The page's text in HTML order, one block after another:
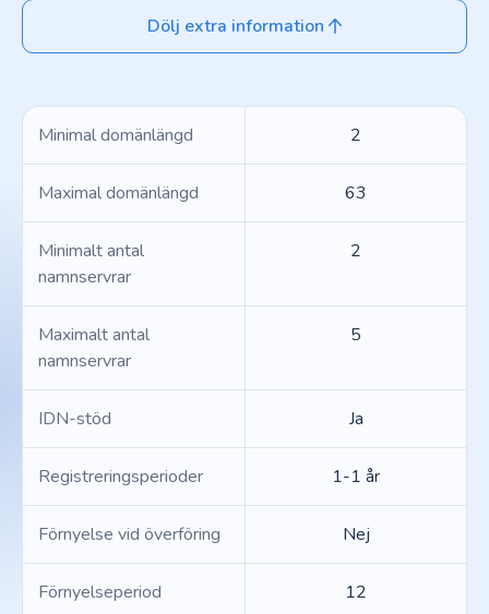
Dölj extra information
Minimal domänlängd 2
Maximal domänlängd 63
Minimalt antal
namnservrar
2
Maximalt antal
namnservrar
5
IDN-stöd Ja
Registreringsperioder 1-1 år
Förnyelse vid överföring Nej
Förnyelseperiod 12